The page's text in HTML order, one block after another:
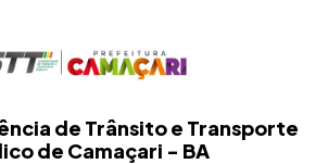
de Trânsito e Transporte
de Camaçari - BA